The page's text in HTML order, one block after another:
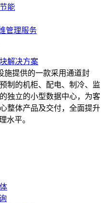
能
管理服务
解决方案
施提供的一款采用通道封
制的机柜、配电、制冷、监
独立的小型数据中心，为客
整体产品及交付，全面提升
水平。